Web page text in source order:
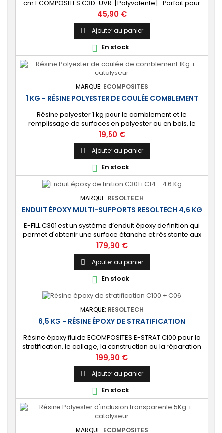
cm ECOMPOSITES C3D-UVR. [Polyvalente] : Parfait pour
table rivière, bijoux, lampe, coulée épaisse, objet
décoratif, mobilier, etc. [Haute qualité] : Transparent,
sans bulles d'air et anti jaunissement (résistant aux UV).
Bi-composant livré avec son durcisseur.
Prix
45,90 €
 Ajouter au panier
 En stock
MARQUE: ECOMPOSITES
1 KG - RÉSINE POLYESTER DE COULÉE COMBLEMENT
Résine polyester 1 kg pour le comblement et le
remplissage de surfaces en polyester ou en bois, le
scellement d’armatures métalliques et composites ou le
renforcement de pièces. ⚙️ [Polyvalente] Permet le
coulage d’une masse solide de forte épaisseur.
Convient pour une large gamme d’applications :
nautisme, bâtiment, carrosserie, industrie. 🔝 [Facile à...
Prix
19,50 €
 Ajouter au panier
 En stock
MARQUE: RESOLTECH
ENDUIT ÉPOXY MULTI-SUPPORTS RESOLTECH 4,6 KG
E-FILL C301 est un système d’enduit époxy de finition qui
permet d'obtenir une surface étanche et résistante aux
chocs. Ce produit est idéal pour le traitement préventif
ou curatif de l’osmose et de la corrosion. [Polyvalent]
Très bonne accroche sur la plupart des surfaces : bois,
aluminium, acier, béton, polyester, époxy, etc.
Compatible avec tout type...
Prix
179,90 €
 Ajouter au panier
 En stock
MARQUE: RESOLTECH
6,5 KG - RÉSINE ÉPOXY DE STRATIFICATION
Résine époxy fluide ECOMPOSITES E-STRAT C100 pour la
stratification, le collage, la construction ou la réparation
de pièces techniques ou structures composites.
Durcisseur standard (C06) ou lent (C03) au choix. ⚙️
[Multi-usages] Produit polyvalent formulé pour une large
gamme d’applications : modélisme, fabrication de
moules, bateaux, vélo, bâtiment,...
Prix
199,90 €
 Ajouter au panier
 En stock
MARQUE: ECOMPOSITES